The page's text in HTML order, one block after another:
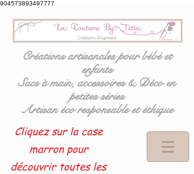
904573893497777
Créations artisanales pour bébé et
enfants
Sacs à main, accessoires & Déco en
petites séries
Artisan éco responsable et éthique
Cliquez sur la case
marron pour
découvrir toutes les